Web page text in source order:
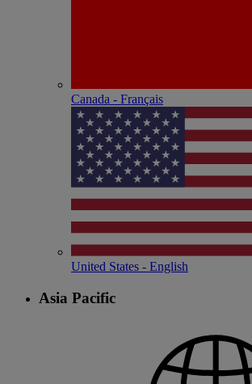
Canada - Français
United States - English
Asia Pacific